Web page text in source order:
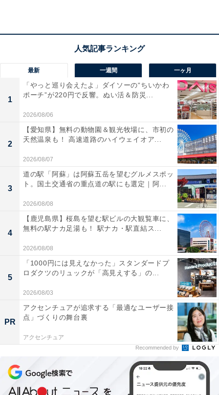
【今日チェックしたい】ケルヒャーの人気商品5選
ケルヒャー「OC 5 Handy Plus CB」
【Amazon.co.jp限定】ケルヒャー(Karcher) コードレス
高圧洗浄機 OC 5 Handy Plus CB USB-C充電式(10W以上
推奨) 水道接続不要 専用折畳みバケツ付き/丈夫なホース
高性能5in1ノズル 安全ロック機能搭載 薄型バッテリー ペ
ットボトル使用可能 簡単セットアップ/ハンディ モバイル
コンパクト 軽量/洗車 ベランダ 玄関 1.328-144.0
Amazonで見る
ケルヒャー「K5プレミアムサイレント」
最新 一週間 一ヶ月
1
「やっと巡り会えたよ」ダイソーの“ちいかわ
ポーチ”が220円で反響。ぬい活＆防災...
2026/08/06
2
【愛知県】無料の動物園＆観光牧場に、市初の
天然温泉も！ 高速道路のハイウェイオア...
2026/08/07
3
道の駅「阿蘇」は阿蘇五岳を望むグルメスポッ
ト。国土交通省の重点道の駅にも選定｜阿...
2026/08/08
4
【鹿児島県】桜島を望む駅ビルの大観覧車に、
無料の駅ナカ足湯も！ 駅ナカ・駅直結ス...
2026/08/08
5
「1000円には見えなかった」スタンダードプ
ロダクツのリュックが「高見えする」の...
2026/08/03
PR
アクセンチュアが追求する「最適なユーザー接
点」づくりの舞台裏
アクセンチュア
Recommended by